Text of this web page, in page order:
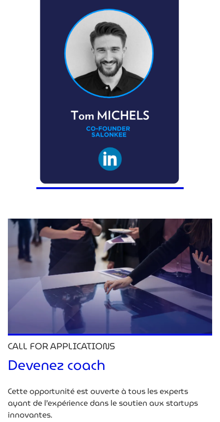
CALL FOR APPLICATIONS
Devenez coach
Cette opportunité est ouverte à tous les experts
ayant de l’expérience dans le soutien aux startups
innovantes.